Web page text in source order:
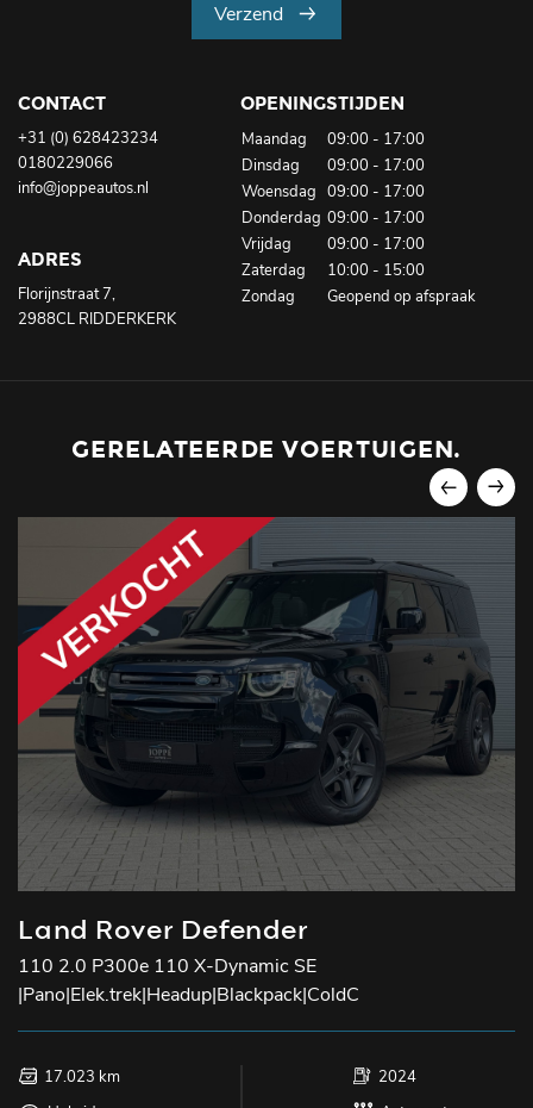
Verzend
CONTACT
+31­ (0) 628423234
0180229066
info@joppeautos.nl
ADRES
Florijnstraat 7,
2988CL RIDDERKERK
OPENINGSTIJDEN
Maandag
09:00 - 17:00
Dinsdag
09:00 - 17:00
Woensdag 09:00 - 17:00
Donderdag 09:00 - 17:00
Vrijdag
09:00 - 17:00
Zaterdag
10:00 - 15:00
Zondag
Geopend op afspraak
GERELATEERDE VOERTUIGEN.
Land Rover Defender
110 2.0 P300e 110 X-Dynamic SE
|Pano|Elek.trek|Headup|Blackpack|ColdC
17.023 km
2024